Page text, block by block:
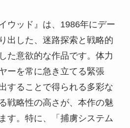
ウッド』は、1986年にデー
出した、迷路探索と戦略的
た意欲的な作品です。体力
ーを常に急き立てる緊張
することで得られる多彩な
戦略性の高さが、本作の魅
す。特に、「捕虜システム